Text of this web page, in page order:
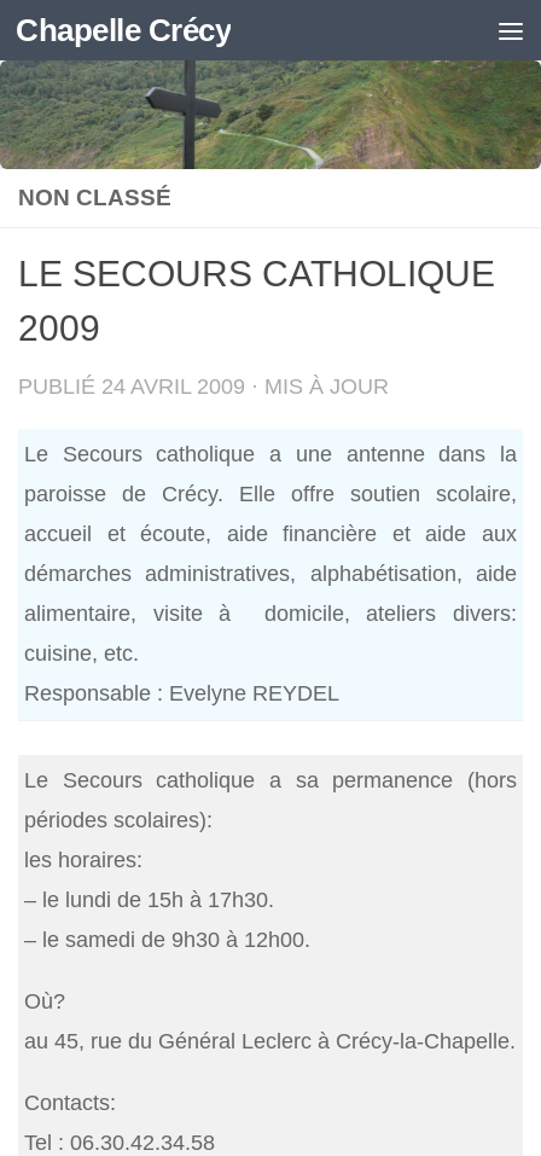
Skip to content
Chapelle Crécy
NON CLASSÉ
LE SECOURS CATHOLIQUE
2009
PUBLIÉ 24 AVRIL 2009 · MIS À JOUR
Le Secours catholique a une antenne dans la
paroisse de Crécy. Elle offre soutien scolaire,
accueil et écoute, aide financière et aide aux
démarches administratives, alphabétisation, aide
alimentaire, visite à domicile, ateliers divers:
cuisine, etc.
Responsable : Evelyne REYDEL
Le Secours catholique a sa permanence (hors
périodes scolaires):
les horaires:
– le lundi de 15h à 17h30.
– le samedi de 9h30 à 12h00.
Où?
au 45, rue du Général Leclerc à Crécy-la-Chapelle.
Contacts:
Tel : 06.30.42.34.58